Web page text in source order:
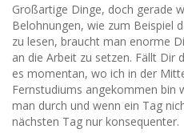
Großartige Dinge, doch gerade
Belohnungen, wie zum Beispiel
zu lesen, braucht man enorme
an die Arbeit zu setzen. Fällt Dir
es momentan, wo ich in der
Fernstudiums angekommen bin
man durch und wenn ein Tag
nächsten Tag nur konsequenter.